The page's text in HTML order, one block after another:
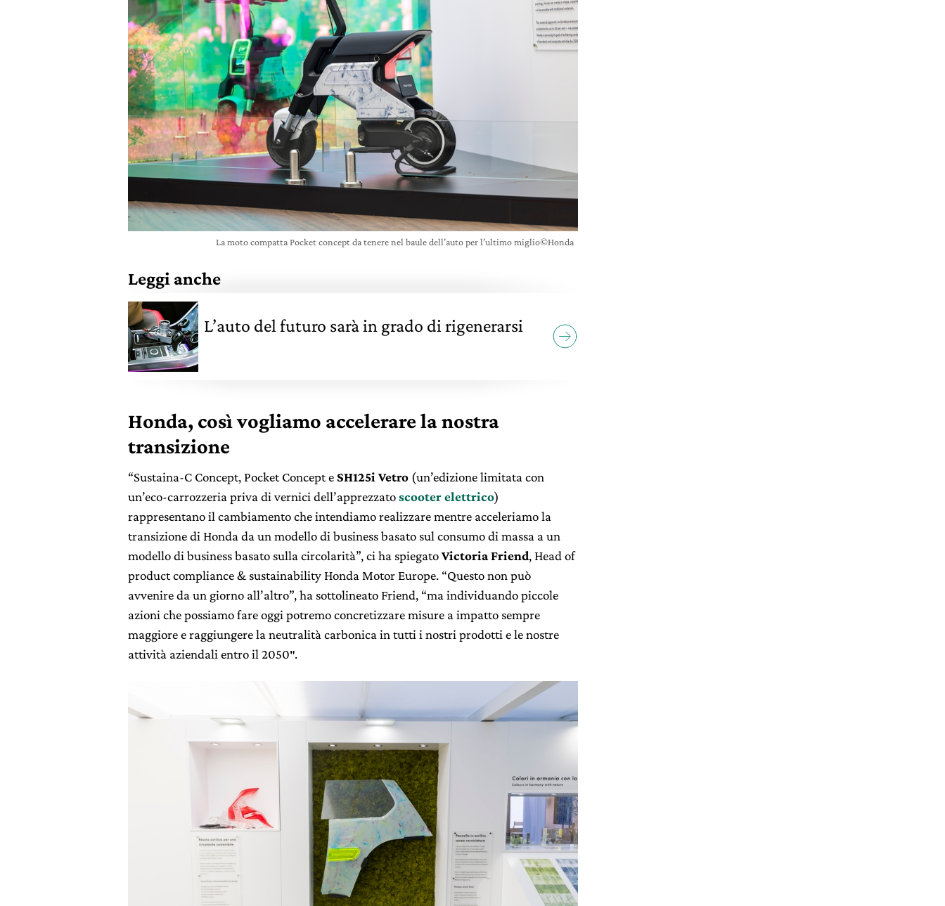
La moto compatta Pocket concept da tenere nel baule dell’auto per l’ultimo miglio©Honda
Leggi anche
L’auto del futuro sarà in grado di rigenerarsi
Honda, così vogliamo accelerare la nostra
transizione
“Sustaina-C Concept, Pocket Concept e SH125i Vetro (un’edizione limitata con
un’eco-carrozzeria priva di vernici dell’apprezzatoscooter elettrico)
rappresentano il cambiamento che intendiamo realizzare mentre acceleriamo la
transizione di Honda da un modello di business basato sul consumo di massa a un
modello di business basato sulla circolarità”, ci ha spiegatoVictoria Friend, Head of
product compliance & sustainability Honda Motor Europe. “Questo non può
avvenire da un giorno all’altro”, ha sottolineato Friend, “ma individuando piccole
azioni che possiamo fare oggi potremo concretizzare misure a impatto sempre
maggiore e raggiungere la neutralità carbonica in tutti i nostri prodotti e le nostre
attività aziendali entro il 2050″.